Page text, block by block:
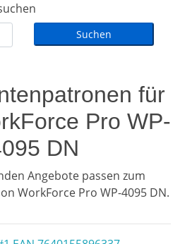
für
Pro WP-
DN
Angebote passen zum
WorkForce Pro WP-4095 DN.